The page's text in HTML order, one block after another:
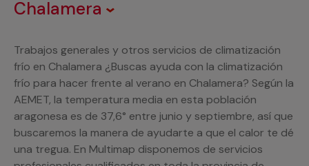
Chalamera
Trabajos generales y otros servicios de climatización
frío en Chalamera ¿Buscas ayuda con la climatización
frío para hacer frente al verano en Chalamera? Según la
AEMET, la temperatura media en esta población
aragonesa es de 37,6° entre junio y septiembre, así que
buscaremos la manera de ayudarte a que el calor te dé
una tregua. En Multimap disponemos de servicios